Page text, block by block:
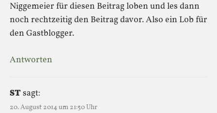
Niggemeier für diesen Beitrag loben und les dann
noch rechtzeitig den Beitrag davor. Also ein Lob für
den Gastblogger.
Antworten
STsagt:
20. August 2014 um 21:50 Uhr